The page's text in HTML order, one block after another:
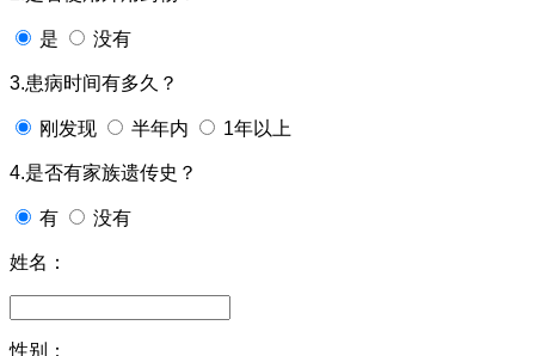
是 没有
3.患病时间有多久？
刚发现 半年内 1年以上
4.是否有家族遗传史？
有 没有
姓名：
性别：